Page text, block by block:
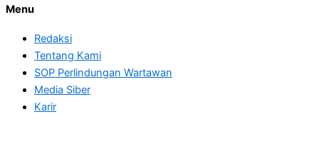
Menu
Redaksi
Tentang Kami
SOP Perlindungan Wartawan
Media Siber
Karir